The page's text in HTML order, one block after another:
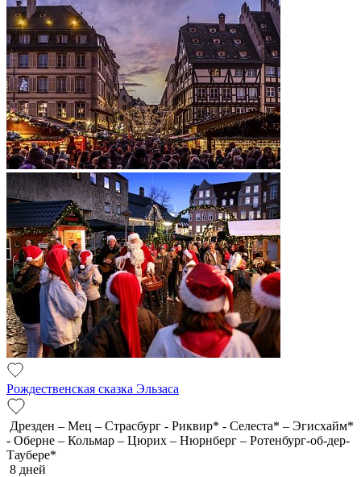
Рождественская сказка Эльзаса
Дрезден – Мец – Страсбург - Риквир* - Селеста* – Эгисхайм*
- Оберне – Кольмар – Цюрих – Нюрнберг – Ротенбург-об-дер-
Таубере*
8 дней